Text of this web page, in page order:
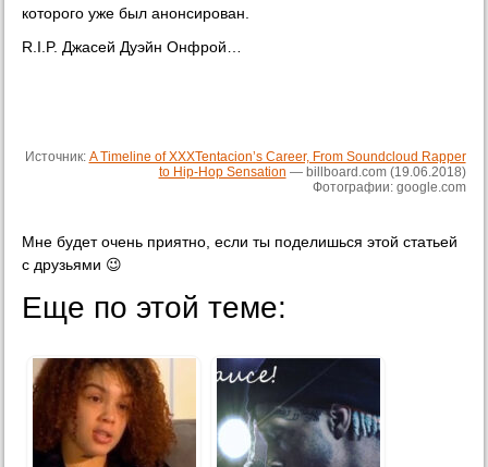
которого уже был анонсирован.
R.I.P. Джасей Дуэйн Онфрой…
Источник: A Timeline of XXXTentacion’s Career, From Soundcloud Rapper
to Hip-Hop Sensation — billboard.com (19.06.2018)
Фотографии: google.com
Мне будет очень приятно, если ты поделишься этой статьей
с друзьями 😉
Еще по этой теме: